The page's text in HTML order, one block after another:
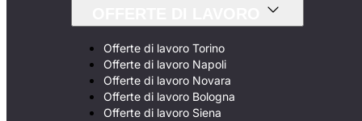
Offerte di lavoro Torino
Offerte di lavoro Napoli
Offerte di lavoro Novara
Offerte di lavoro Bologna
Offerte di lavoro Siena